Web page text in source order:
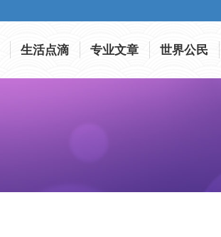
生活点滴 专业文章 世界公民
生活点滴 专业文章 世界公民